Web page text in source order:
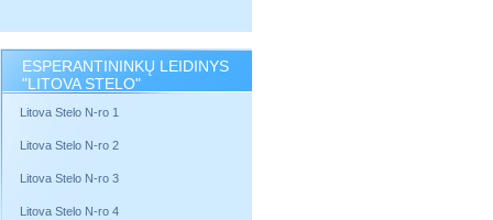
ESPERANTININKŲ LEIDINYS
"LITOVA STELO"
Litova Stelo N-ro 1
Litova Stelo N-ro 2
Litova Stelo N-ro 3
Litova Stelo N-ro 4